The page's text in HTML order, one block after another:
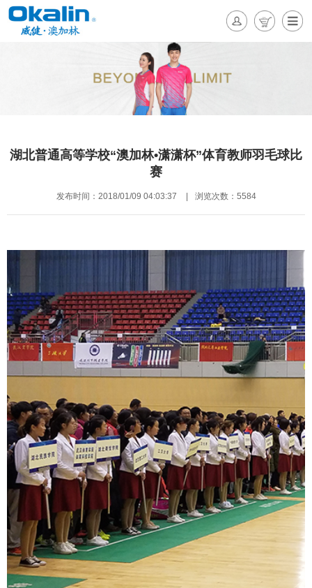
湖北普通高等学校“澳加林•潇潇杯”体育教师羽毛球比
赛
发布时间：2018/01/09 04:03:37 浏览次数：5584